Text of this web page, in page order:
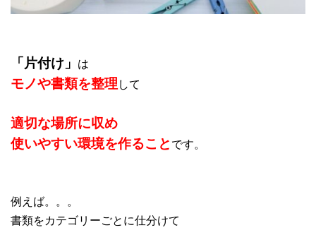
「片付け」 は
モノや書類を整理して
適切な場所に収め
使いやすい環境を作ることです。
例えば。。。
書類をカテゴリーごとに仕分けて